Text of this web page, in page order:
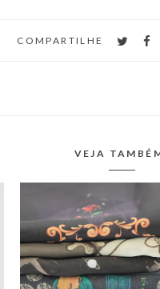
COMPARTILHE
VEJA